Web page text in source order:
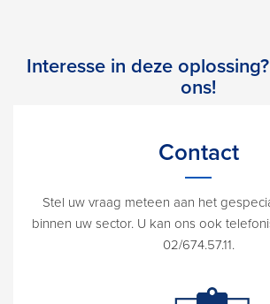
Interesse in deze
ons!
Contact
Stel uw vraag meteen aan het
binnen uw sector. U kan ons ook
02/674.57.11.